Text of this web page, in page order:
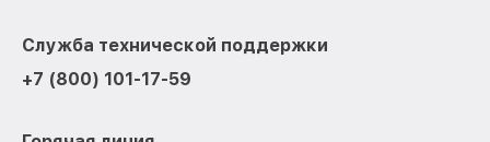
Служба технической поддержки
+7 (800) 101-17-59